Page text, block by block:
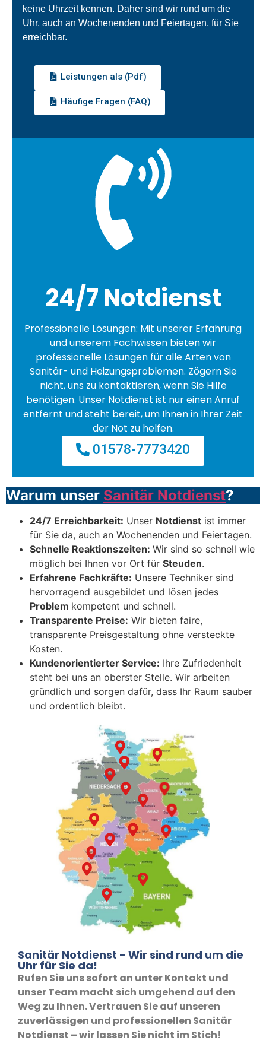
keine Uhrzeit kennen. Daher sind wir rund um die
Uhr, auch an Wochenenden und Feiertagen, für Sie
erreichbar.
Leistungen als (Pdf)
Häufige Fragen (FAQ)
24/7 Notdienst
Professionelle Lösungen: Mit unserer Erfahrung
und unserem Fachwissen bieten wir
professionelle Lösungen für alle Arten von
Sanitär- und Heizungsproblemen. Zögern Sie
nicht, uns zu kontaktieren, wenn Sie Hilfe
benötigen. Unser Notdienst ist nur einen Anruf
entfernt und steht bereit, um Ihnen in Ihrer Zeit
der Not zu helfen.
01578-7773420
Warum unser Sanitär Notdienst?
24/7 Erreichbarkeit: Unser Notdienst ist immer
für Sie da, auch an Wochenenden und Feiertagen.
Schnelle Reaktionszeiten: Wir sind so schnell wie
möglich bei Ihnen vor Ort für Steuden.
Erfahrene Fachkräfte: Unsere Techniker sind
hervorragend ausgebildet und lösen jedes
Problem kompetent und schnell.
Transparente Preise: Wir bieten faire,
transparente Preisgestaltung ohne versteckte
Kosten.
Kundenorientierter Service: Ihre Zufriedenheit
steht bei uns an oberster Stelle. Wir arbeiten
gründlich und sorgen dafür, dass Ihr Raum sauber
und ordentlich bleibt.
Sanitär Notdienst - Wir sind rund um die
Uhr für Sie da!
Rufen Sie uns sofort an unter Kontakt und
unser Team macht sich umgehend auf den
Weg zu Ihnen. Vertrauen Sie auf unseren
zuverlässigen und professionellen Sanitär
Notdienst – wir lassen Sie nicht im Stich!